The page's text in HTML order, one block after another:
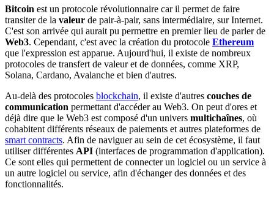
Bitcoin est un protocole révolutionnaire car il permet de faire
transiter de la valeur de pair-à-pair, sans intermédiaire, sur Internet.
C'est son arrivée qui aurait pu permettre en premier lieu de parler de
Web3. Cependant, c'est avec la création du protocole Ethereum
que l'expression est apparue. Aujourd'hui, il existe de nombreux
protocoles de transfert de valeur et de données, comme XRP,
Solana, Cardano, Avalanche et bien d'autres.
Au-delà des protocoles blockchain, il existe d'autres couches de
communication permettant d'accéder au Web3. On peut d'ores et
déjà dire que le Web3 est composé d'un univers multichaînes, où
cohabitent différents réseaux de paiements et autres plateformes de
smart contracts. Afin de naviguer au sein de cet écosystème, il faut
utiliser différentes API (interfaces de programmation d'application).
Ce sont elles qui permettent de connecter un logiciel ou un service à
un autre logiciel ou service, afin d'échanger des données et des
fonctionnalités.